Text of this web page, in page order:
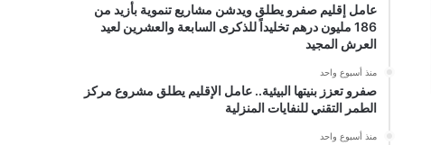
عامل إقليم صفرو يطلق ويدشن مشاريع تنموية بأزيد من
186 مليون درهم تخليداً للذكرى السابعة والعشرين لعيد
العرش المجيد
منذ أسبوع واحد
صفرو تعزز بنيتها البيئية.. عامل الإقليم يطلق مشروع مركز
الطمر التقني للنفايات المنزلية
منذ أسبوع واحد